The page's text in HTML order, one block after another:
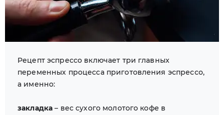
Рецепт эспрессо включает три главных
переменных процесса приготовления эспрессо,
а именно:
закладка – вес сухого молотого кофе в